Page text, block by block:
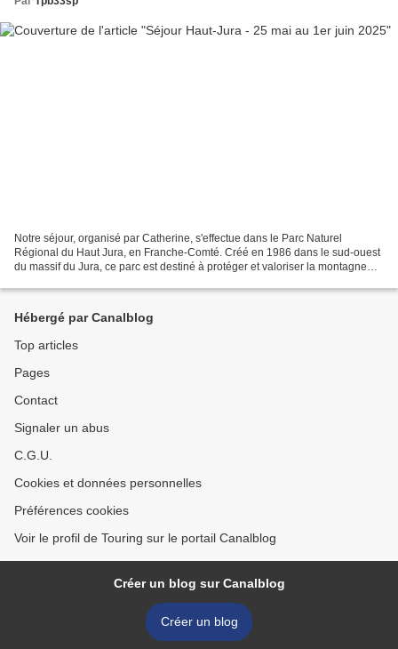
Notre séjour, organisé par Catherine, s'effectue dans le Parc Naturel
Régional du Haut Jura, en Franche-Comté. Créé en 1986 dans le sud-ouest
du massif du Jura, ce parc est destiné à protéger et valoriser la montagne
Hébergé par Canalblog
Top articles
Pages
Contact
Signaler un abus
C.G.U.
Cookies et données personnelles
Préférences cookies
Voir le profil de Touring sur le portail Canalblog
Créer un blog sur Canalblog
Créer un blog